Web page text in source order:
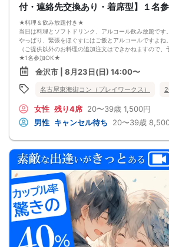
付・連絡先交換あり・着席型】１名
★料理＆飲み放題付き★
当日は料理とソフトドリンク、アルコール飲み放題です。
やっぱり、緊張をほぐすにはご飯とアルコールですよね。
（ご提供以外のお料理の追加注文はできかねますので、
★1名参加OK★
他の1名参加の方とペアになりますし、友達作りにも最適
基本的には２：２のグループトークとなります。
（１：１でのトークはございませんので、予めご了承く
★プロフィールカードにより会話のキッカケもバッチ
なんてことは絶対ありません！
プロフィールカードを活用し、「はじめまして」から会
★完全着席型・連絡先交換は自由★
換ができなかった」なんてことはありません。
（連絡先交換は席替え時間までに円滑に行ってください
---------------------------
【お客様へのお願い】
1. ２名様以上でのご参加は必ず同性同士でお申し込みく
2. 服装の指定はございません。多くのお客様はカジュ
れています。
3. 開催判断はイベント前日の時点で男性３名・女性３名
なりますが、当日に参加者のキャンセルで比率が崩れた
回った場合、一切返金などの保証はいたしませんのでご
4. イベントページ内の「お申し込み状況」等はキャン
金沢市 | 8月23日(日) 14:00〜
名古屋東海街コン（プレイワークス）
女性 残り4席 20〜39歳 1,500円
男性 キャンセル待ち 20〜39歳